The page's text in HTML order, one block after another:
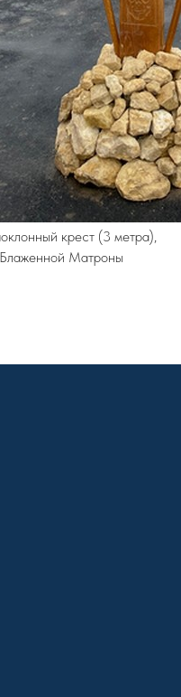
крест (3 метра),
Матроны